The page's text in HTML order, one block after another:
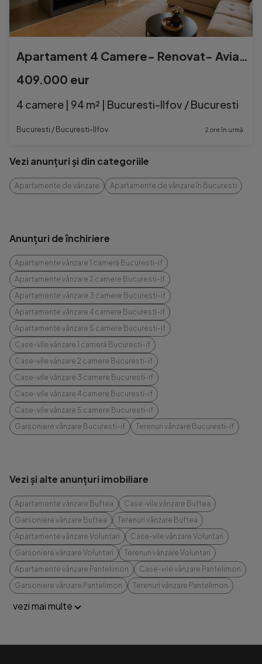
Apartament 4 Camere- Renovat- Aviatiei
409.000 eur
4 camere | 94 m² | Bucuresti-Ilfov / Bucuresti
Bucuresti / Bucuresti-Ilfov 2 ore în urmă
Vezi anunțuri și din categoriile
Apartamente de vânzare Apartamente de vânzare în Bucuresti
Anunțuri de închiriere
Apartamente vânzare 1 cameră Bucuresti-if
Apartamente vânzare 2 camere Bucuresti-if
Apartamente vânzare 3 camere Bucuresti-if
Apartamente vânzare 4 camere Bucuresti-if
Apartamente vânzare 5 camere Bucuresti-if
Case-vile vânzare 1 cameră Bucuresti-if
Case-vile vânzare 2 camere Bucuresti-if
Case-vile vânzare 3 camere Bucuresti-if
Case-vile vânzare 4 camere Bucuresti-if
Case-vile vânzare 5 camere Bucuresti-if
Garsoniere vânzare Bucuresti-if
Terenuri vânzare Bucuresti-if
Vezi și alte anunțuri imobiliare
Apartamente vânzare Buftea
Case-vile vânzare Buftea
Garsoniere vânzare Buftea
Terenuri vânzare Buftea
Apartamente vânzare Voluntari
Case-vile vânzare Voluntari
Garsoniere vânzare Voluntari
Terenuri vânzare Voluntari
Apartamente vânzare Pantelimon
Case-vile vânzare Pantelimon
Garsoniere vânzare Pantelimon
Terenuri vânzare Pantelimon
vezi mai multe